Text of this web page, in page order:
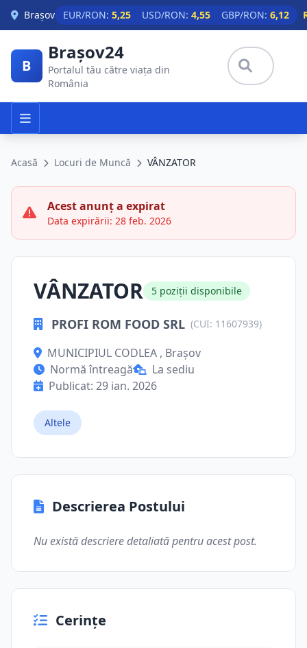
Skip to main content
Brașov EUR/RON: 5,25 USD/RON: 4,55 GBP/RON: 6,12
B
Brașov24
Portalul tău către viața din
România
Acasă Locuri de Muncă VÂNZATOR
Acest anunț a expirat
Data expirării: 28 feb. 2026
VÂNZATOR 5 poziții disponibile
PROFI ROM FOOD SRL (CUI: 11607939)
MUNICIPIUL CODLEA , Brașov
Normă întreagă
La sediu
Publicat: 29 ian. 2026
Altele
Descrierea Postului
Nu există descriere detaliată pentru acest post.
Cerințe